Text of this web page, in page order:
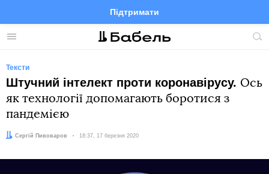
Меню
Підтримати
FacebookTelegramTwitter
Тексти
Штучний інтелект проти коронавірусу. Ось
як технології допомагають боротися з
пандемією
Автор:
Сергій Пивоваров Дата:
18:37, 17 березня 2020